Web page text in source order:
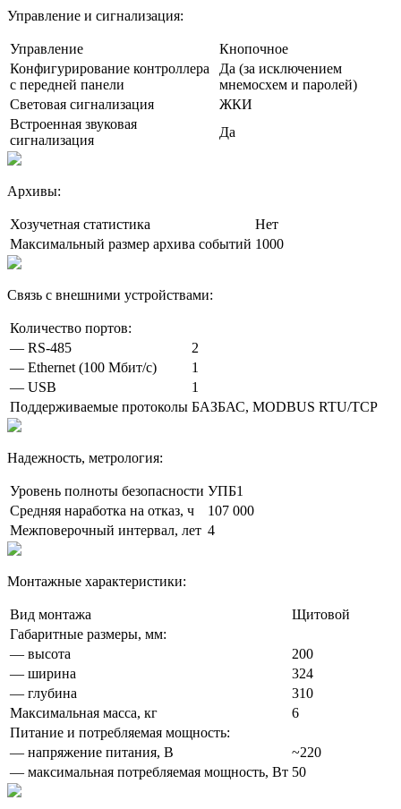
Управление и сигнализация:
Управление
Кнопочное
Конфигурирование контроллера
с передней панели
Да (за исключением
мнемосхем и паролей)
Световая сигнализация
ЖКИ
Встроенная звуковая
сигнализация
Да
Архивы:
Хозучетная статистика
Нет
Максимальный размер архива событий 1000
Связь с внешними устройствами:
Количество портов:
— RS-485
2
— Ethernet (100 Мбит/с)
1
— USB
1
Поддерживаемые протоколы БАЗБАС, MODBUS RTU/TCP
Надежность, метрология:
Уровень полноты безопасности УПБ1
Средняя наработка на отказ, ч
107 000
Межповерочный интервал, лет 4
Монтажные характеристики:
Вид монтажа
Щитовой
Габаритные размеры, мм:
— высота
200
— ширина
324
— глубина
310
Максимальная масса, кг
6
Питание и потребляемая мощность:
— напряжение питания, В
~220
— максимальная потребляемая мощность, Вт 50